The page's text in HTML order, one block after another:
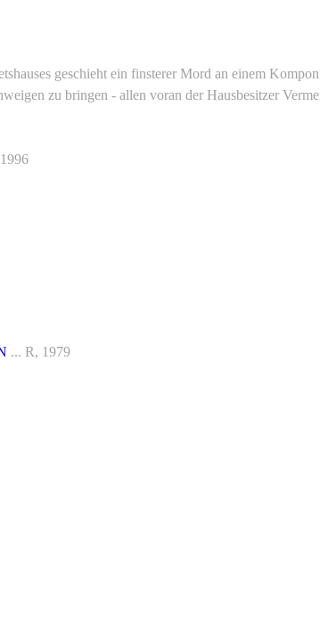
geschieht ein finsterer Mord an einem
zu bringen - allen voran der Hausbesitzer
... R, 1979